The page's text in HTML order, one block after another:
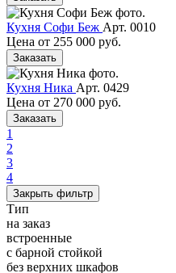
Кухня Софи Беж Арт. 0010
Цена от 255 000 руб.
Заказать
Кухня Ника Арт. 0429
Цена от 270 000 руб.
Заказать
1
2
3
4
Закрыть фильтр
Тип
на заказ
встроенные
с барной стойкой
без верхних шкафов